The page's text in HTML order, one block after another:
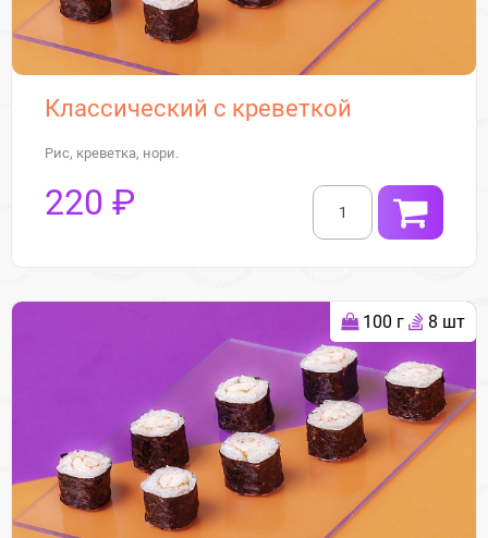
Классический с креветкой
Рис, креветка, нори.
220 ₽
100 г 8 шт